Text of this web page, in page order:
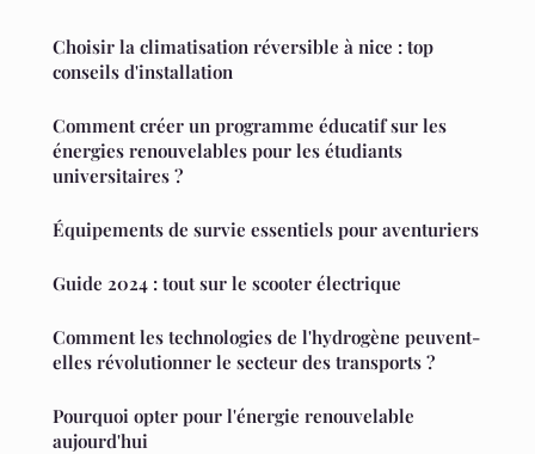
Choisir la climatisation réversible à nice : top
conseils d'installation
Comment créer un programme éducatif sur les
énergies renouvelables pour les étudiants
universitaires ?
Équipements de survie essentiels pour aventuriers
Guide 2024 : tout sur le scooter électrique
Comment les technologies de l'hydrogène peuvent-
elles révolutionner le secteur des transports ?
Pourquoi opter pour l'énergie renouvelable
aujourd'hui